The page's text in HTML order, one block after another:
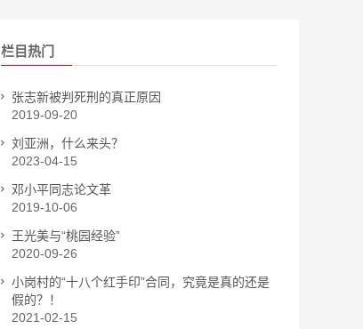
栏目热门
张志新被判死刑的真正原因
2019-09-20
刘亚洲，什么来头？
2023-04-15
邓小平同志论文革
2019-10-06
王光美与“桃园经验”
2020-09-26
小岗村的“十八个红手印”合同，究竟是真的还是
假的？！
2021-02-15